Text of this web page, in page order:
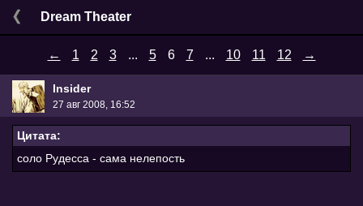
Dream Theater
← 1 2 3... 56 7 ... 10 11 12 →
Insider
27 авг 2008, 16:52
Цитата:
соло Рудесса - сама нелепость